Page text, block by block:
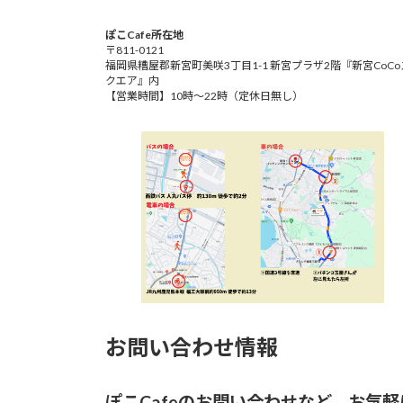
ぽこCafe所在地
〒811-0121
福岡県糟屋郡新宮町美咲3丁目1-1 新宮プラザ2階『新宮CoCo
クエア』内
【営業時間】10時～22時（定休日無し）
お問い合わせ情報